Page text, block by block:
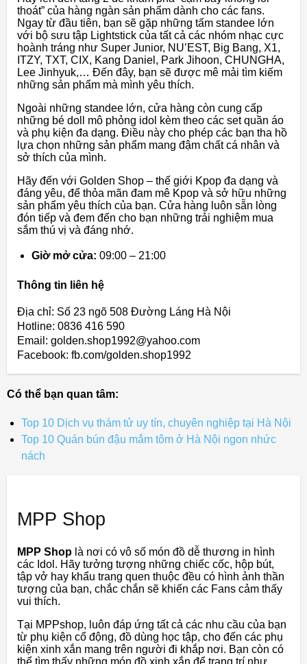
thoát” của hàng ngàn sản phẩm dành cho các fans.
Ngay từ đầu tiên, bạn sẽ gặp những tấm standee lớn
với bộ sưu tập Lightstick của tất cả các nhóm nhạc cực
hoành tráng như Super Junior, NU’EST, Big Bang, X1,
ITZY, TXT, CIX, Kang Daniel, Park Jihoon, CHUNGHA,
Lee Jinhyuk,… Đến đây, bạn sẽ được mê mải tìm kiếm
những sản phẩm mà mình yêu thích.
Ngoài những standee lớn, cửa hàng còn cung cấp
những bé doll mô phỏng idol kèm theo các set quần áo
và phụ kiện đa dạng. Điều này cho phép các bạn tha hồ
lựa chọn những sản phẩm mang đậm chất cá nhân và
sở thích của mình.
Hãy đến với Golden Shop – thế giới Kpop đa dạng và
đáng yêu, để thỏa mãn đam mê Kpop và sở hữu những
sản phẩm yêu thích của bạn. Cửa hàng luôn sẵn lòng
đón tiếp và đem đến cho bạn những trải nghiệm mua
sắm thú vị và đáng nhớ.
Giờ mở cửa: 09:00 – 21:00
Thông tin liên hệ
Địa chỉ: Số 23 ngõ 508 Đường Láng Hà Nội
Hotline: 0836 416 590
Email: golden.shop1992@yahoo.com
Facebook: fb.com/golden.shop1992
Có thể bạn quan tâm:
Top 10 Dịch vụ thám tử uy tín, chuyên nghiệp tại Hà Nội
Top 10 Quán bún đậu mắm tôm ở Hà Nội ngon nhức
nách
MPP Shop
MPP Shop là nơi có vô số món đồ dễ thương in hình
các Idol. Hãy tưởng tượng những chiếc cốc, hộp bút,
tập vở hay khẩu trang quen thuộc đều có hình ảnh thần
tượng của bạn, chắc chắn sẽ khiến các Fans cảm thấy
vui thích.
Tại MPPshop, luôn đáp ứng tất cả các nhu cầu của bạn
từ phụ kiện cổ động, đồ dùng học tập, cho đến các phụ
kiện xinh xắn mang trên người đi khắp nơi. Bạn còn có